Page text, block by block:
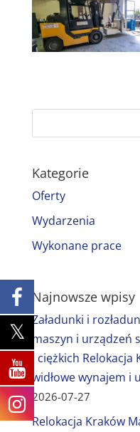
Kategorie
Oferty
Wydarzenia
Wykonane prace
Najnowsze wpisy
Załadunki i
maszyn i urządzeń
i ciężkich
widłowe wynajem i
2026-07-27
Relokacja Kraków